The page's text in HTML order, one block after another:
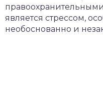
является стрессом,
необоснованно и